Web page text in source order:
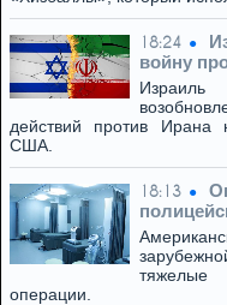
18:24
войну
Израиль
действий против Ирана
США.
18:13
тяжелые
операции.